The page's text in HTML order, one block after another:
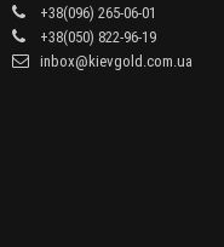
+38(096) 265-06-01
+38(050) 822-96-19
inbox@kievgold.com.ua